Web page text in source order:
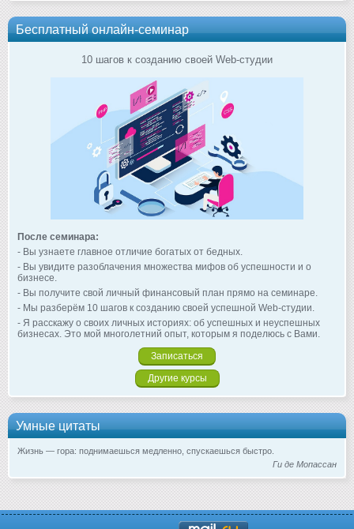
Бесплатный онлайн-семинар
10 шагов к созданию своей Web-студии
После семинара:
- Вы узнаете главное отличие богатых от бедных.
- Вы увидите разоблачения множества мифов об успешности и о
бизнесе.
- Вы получите свой личный финансовый план прямо на семинаре.
- Мы разберём 10 шагов к созданию своей успешной Web-студии.
- Я расскажу о своих личных историях: об успешных и неуспешных
бизнесах. Это мой многолетний опыт, которым я поделюсь с Вами.
Записаться
Другие курсы
Умные цитаты
Жизнь — гора: поднимаешься медленно, спускаешься быстро.
Ги де Мопассан